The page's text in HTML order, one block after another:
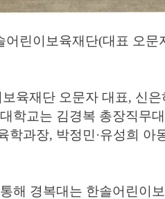
어린이보육재단(대표 오문
육재단 오문자 대표, 신
학교는 김경복 총장직무
학과장, 박정민·유성희 아
해 경복대는 한솔어린이